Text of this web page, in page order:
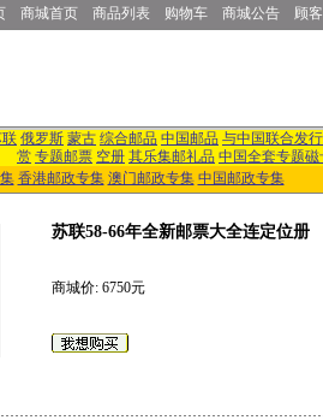
商城首页 商品列表 购物车 商城公告 顾
俄罗斯 蒙古 综合邮品 中国邮品 与中国联合发
赏 专题邮票 空册 其乐集邮礼品 中国全套专题磁
香港邮政专集 澳门邮政专集 中国邮政专集
苏联58-66年全新邮票大全连定位册
商城价: 6750元